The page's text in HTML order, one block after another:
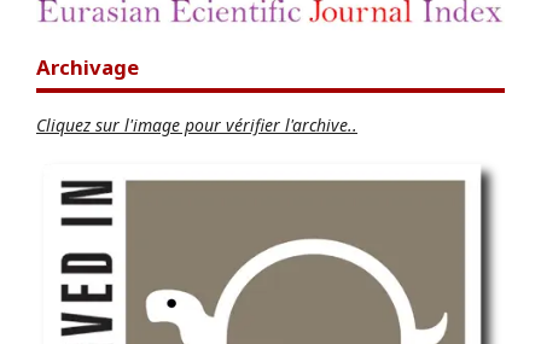
Archivage
Cliquez sur l'image pour vérifier l'archive..